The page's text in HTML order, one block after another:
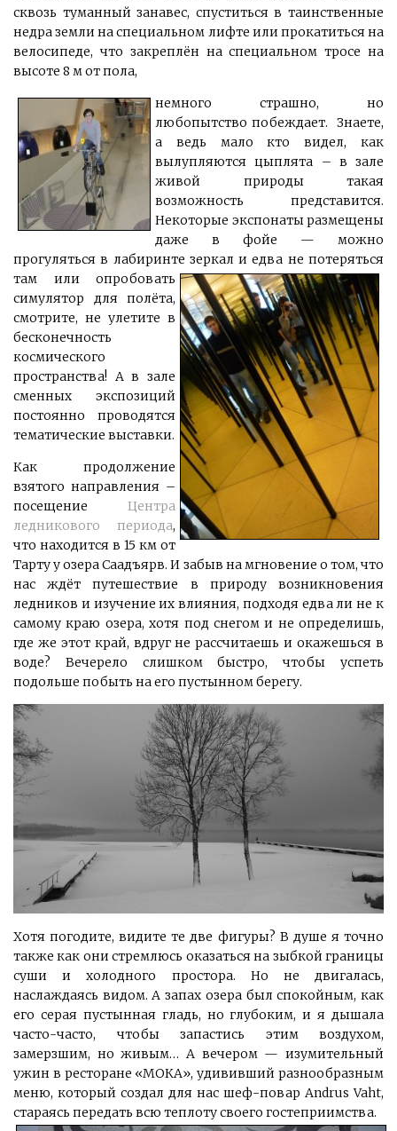
сквозь туманный занавес, спуститься в таинственные
недра земли на специальном лифте или прокатиться на
велосипеде, что закреплён на специальном тросе на
высоте 8 м от пола,
немного страшно, но
любопытство побеждает. Знаете,
а ведь мало кто видел, как
вылупляются цыплята – в зале
живой природы такая
возможность представится.
Некоторые экспонаты размещены
даже в фойе — можно
прогуляться в лабиринте зеркали едва не потеряться
там или опробовать
симулятор для полёта,
смотрите, не улетите в
бесконечность
космического
пространства! А в зале
сменных экспозиций
постоянно проводятся
тематические выставки.
Как продолжение
взятого направления –
посещение Центра
ледникового периода,
что находится в 15 км от
Тарту у озера Саадъярв. И забыв на мгновение о том, что
нас ждёт путешествие в природу возникновения
ледников и изучение их влияния, подходя едва ли не к
самому краю озера, хотя под снегом и не определишь,
где же этот край, вдруг не рассчитаешь и окажешься в
воде? Вечерело слишком быстро, чтобы успеть
подольше побыть на его пустынном берегу.
Хотя погодите, видите те две фигуры? В душе я точно
также как они стремлюсь оказаться на зыбкой границы
суши и холодного простора. Но не двигалась,
наслаждаясь видом. А запах озера был спокойным, как
его серая пустынная гладь, но глубоким, и я дышала
часто-часто, чтобы запастись этим воздухом,
замерзшим, но живым… А вечером — изумительный
ужин в ресторане «МОКА», удививший разнообразным
меню, который создал для нас шеф-повар Andrus Vaht,
стараясь передать всю теплоту своего гостеприимства.